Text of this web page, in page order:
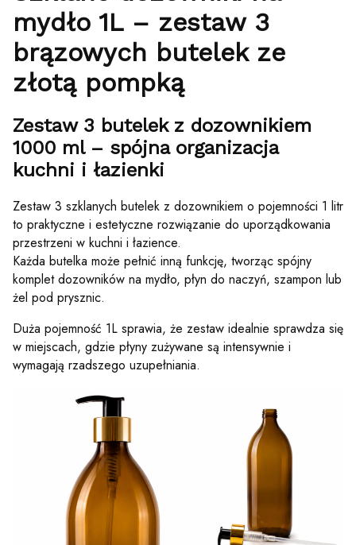
mydło 1L – zestaw 3
brązowych butelek ze
złotą pompką
Zestaw 3 butelek z dozownikiem
1000 ml – spójna organizacja
kuchni i łazienki
Zestaw 3 szklanych butelek z dozownikiem o pojemności 1 litr
to praktyczne i estetyczne rozwiązanie do uporządkowania
przestrzeni w kuchni i łazience.
Każda butelka może pełnić inną funkcję, tworząc spójny
komplet dozowników na mydło, płyn do naczyń, szampon lub
żel pod prysznic.
Duża pojemność 1L sprawia, że zestaw idealnie sprawdza się
w miejscach, gdzie płyny zużywane są intensywnie i
wymagają rzadszego uzupełniania.